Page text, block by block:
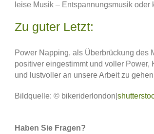
leise Musik – Entspannungsmusik
Zu guter Letzt:
Power Napping, als Überbrückung des
positiver eingestimmt und voller
und lustvoller an unsere Arbeit zu
Bildquelle: © bikeriderlondon|
Haben Sie Fragen?